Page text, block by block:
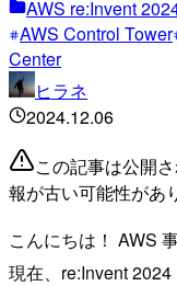
AWS re:Invent
AWS Control Tower
Center
ヒラネ
2024.12.06
この記事は公開
報が古い可能性があ
こんにちは！ AWS
現在、re:Invent 2024